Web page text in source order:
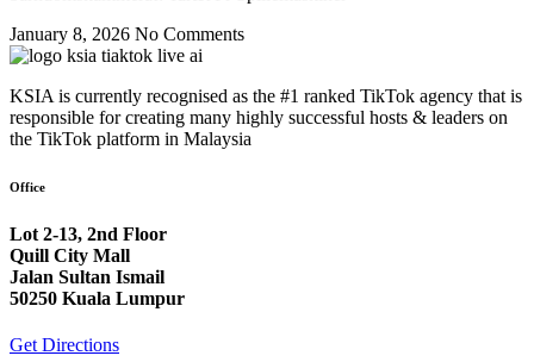
January 8, 2026 No Comments
KSIA is currently recognised as the #1 ranked TikTok agency that is
responsible for creating many highly successful hosts & leaders on
the TikTok platform in Malaysia
Office
Lot 2-13, 2nd Floor
Quill City Mall
Jalan Sultan Ismail
50250 Kuala Lumpur
Get Directions